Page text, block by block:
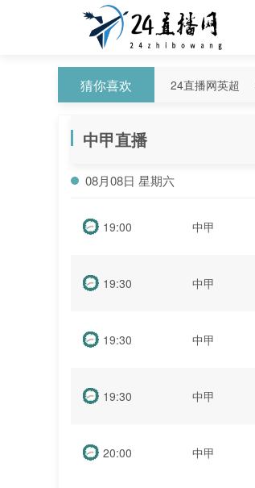
猜你喜欢 24直播网英超
中甲直播
08月08日 星期六
19:00 中甲
19:30 中甲
19:30 中甲
19:30 中甲
20:00 中甲